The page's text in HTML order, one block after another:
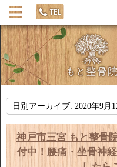
日別アーカイブ: 2020年9月
神戸市三宮 もと整骨
付中！腰痛・坐骨神